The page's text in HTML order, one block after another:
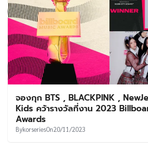
จองกุก BTS , BLACKPINK ,
Kids คว้ารางวัลที่งาน 2023
Awards
BykorseriesOn20/11/2023